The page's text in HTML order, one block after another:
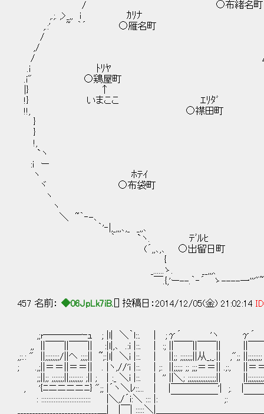
/ ○布緒名
,.;. ,>_,, i ｶ
,.:' ~ ｀´ ○雁
/ :
,/ ﾎﾛﾛ
/ △幌路
.i ﾄﾘ
.i" ○鶏屋
|} ↑ ,
!} いまここ
!!, ○襟田
}
}
!,
`ヽ ｸﾙ
:i ー ○来
ヽ ﾎ
ヾ ○布
ヽ
ヽ
＼ ~｀‐-
｀'‐|,_,,,､,_
｀ `ヽ. ﾃﾞ
(´,,､,､ ○出留日町
{ _,.:-
_......ゝ. __,,,、
￣.{,'ー--.｀‐´ ゝ----一'''"~
457 名前： ◆06JpLk7iB. [] 投稿日：2014/12/05(金) 21:02:14
,;r────ｰｭ ; |l| ＼｀l::. | ;γ´ '
,, ||￣￣||￣￣|| :|l|,､ .:i |::. | :; ||￣￣||￣￣|| ||
,;:.: " ||;;;;;;;;/||ヘ ;;;;|| ~;:|l| ＼i |::. | ||;; ;;;;;;;||从_,_.|| ,";;
; .,;||＝＝||＝＝|| . |ヽ,//'i |::. | ;: ||;;;;; ;; ;;;＝＝|| .;:, ||
;;||;; ;;;;;;;||;;;;;;;; ;|| ; | :_ ＼i |::. | '' ||＼; ;;;;;;;;;;;;;;;;|| ||;;;;;;;;;
, '{ﾆニニニニﾆ} ";; |´ヽ＼ﾚ::... | |￣￣￣￣￣'| ;. |￣
: :::::::::::::::::::::::::::: |＼,/´i:＼ ::: |: ￣￣￣￣￣ ;: ￣￣
___________________________＿| |￣| :::::＼|＿＿＿＿＿＿＿＿